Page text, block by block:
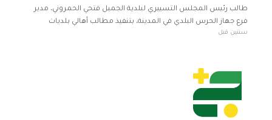
طالب رئيس المجلس التسييري لبلدية الجميل فتحي الحمروني، مدير
فرع جهاز الحرس البلدي في المدينة، بتنفيذ مطالب أهالي بلديات
الجميل والمنشية وراقدالين وزليطن. وتتضمن المطالب، بحسب
سنتين قبل